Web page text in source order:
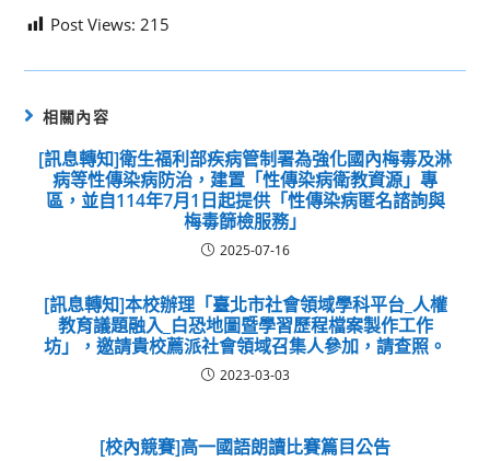
Post Views: 215
相關內容
[訊息轉知]衛生福利部疾病管制署為強化國內梅毒及淋
病等性傳染病防治，建置「性傳染病衛教資源」專
區，並自114年7月1日起提供「性傳染病匿名諮詢與
梅毒篩檢服務」
2025-07-16
[訊息轉知]本校辦理「臺北市社會領域學科平台_人權
教育議題融入_白恐地圖暨學習歷程檔案製作工作
坊」，邀請貴校薦派社會領域召集人參加，請查照。
2023-03-03
[校內競賽]高一國語朗讀比賽篇目公告